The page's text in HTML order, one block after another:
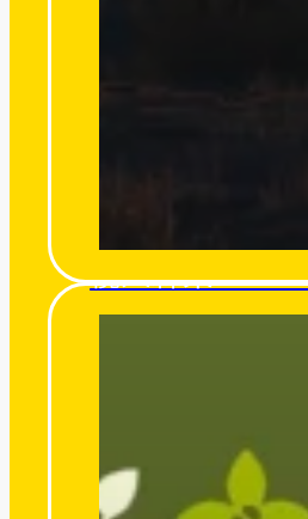
欖人森果